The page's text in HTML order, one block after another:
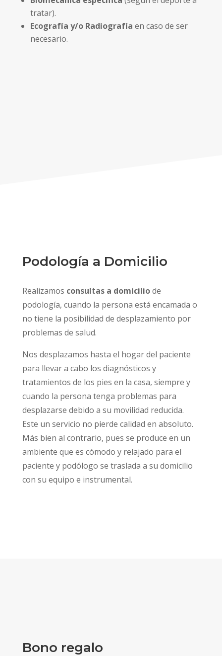
tratar).
Ecografía y/o Radiografía en caso de ser
necesario.
Podología a Domicilio
Realizamos consultas a domiciliode
podología, cuando la persona está encamada o
no tiene la posibilidad de desplazamiento por
problemas de salud.
Nos desplazamos hasta el hogar del paciente
para llevar a cabo los diagnósticos y
tratamientos de los pies en la casa, siempre y
cuando la persona tenga problemas para
desplazarse debido a su movilidad reducida.
Este un servicio no pierde calidad en absoluto.
Más bien al contrario, pues se produce en un
ambiente que es cómodo y relajado para el
paciente y podólogo se traslada a su domicilio
con su equipo e instrumental.
Bono regalo